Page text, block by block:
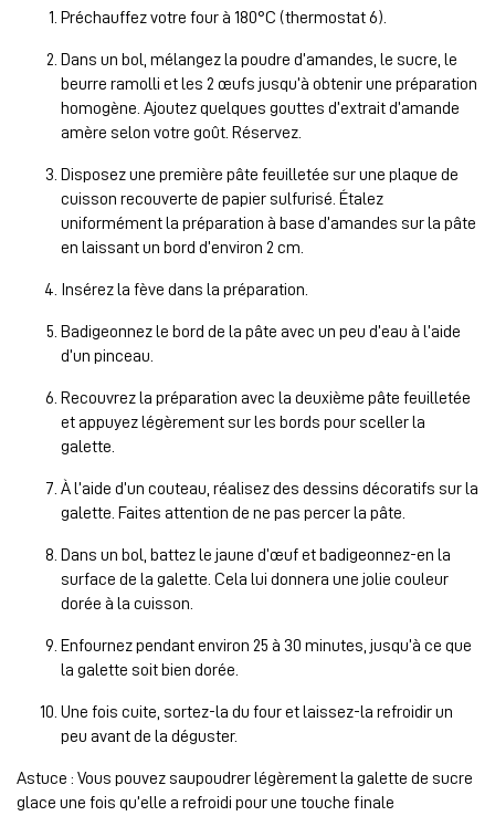
Préchauffez votre four à 180°C (thermostat 6).
Dans un bol, mélangez la poudre d’amandes, le sucre, le
beurre ramolli et les 2 œufs jusqu’à obtenir une préparation
homogène. Ajoutez quelques gouttes d’extrait d’amande
amère selon votre goût. Réservez.
Disposez une première pâte feuilletée sur une plaque de
cuisson recouverte de papier sulfurisé. Étalez
uniformément la préparation à base d’amandes sur la pâte
en laissant un bord d’environ 2 cm.
Insérez la fève dans la préparation.
Badigeonnez le bord de la pâte avec un peu d’eau à l’aide
d’un pinceau.
Recouvrez la préparation avec la deuxième pâte feuilletée
et appuyez légèrement sur les bords pour sceller la
galette.
À l’aide d’un couteau, réalisez des dessins décoratifs sur la
galette. Faites attention de ne pas percer la pâte.
Dans un bol, battez le jaune d’œuf et badigeonnez-en la
surface de la galette. Cela lui donnera une jolie couleur
dorée à la cuisson.
Enfournez pendant environ 25 à 30 minutes, jusqu’à ce que
la galette soit bien dorée.
Une fois cuite, sortez-la du four et laissez-la refroidir un
peu avant de la déguster.
Astuce : Vous pouvez saupoudrer légèrement la galette de sucre
glace une fois qu’elle a refroidi pour une touche finale